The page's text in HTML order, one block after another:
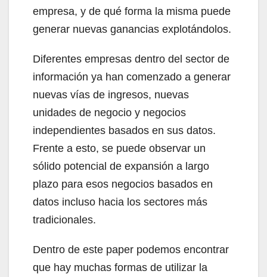
empresa, y de qué forma la misma puede
generar nuevas ganancias explotándolos.
Diferentes empresas dentro del sector de
información ya han comenzado a generar
nuevas vías de ingresos, nuevas
unidades de negocio y negocios
independientes basados en sus datos.
Frente a esto, se puede observar un
sólido potencial de expansión a largo
plazo para esos negocios basados en
datos incluso hacia los sectores más
tradicionales.
Dentro de este paper podemos encontrar
que hay muchas formas de utilizar la